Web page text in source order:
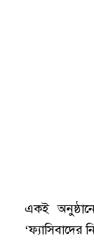
একই
‘ফ্যাসিবাদের